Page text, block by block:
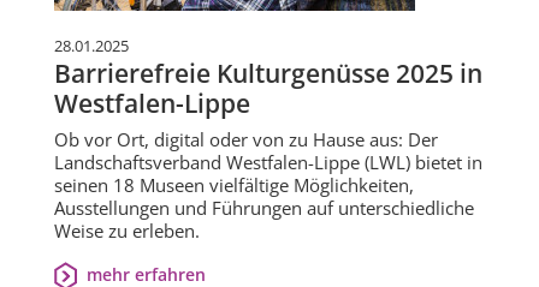
28.01.2025
Barrierefreie Kulturgenüsse 2025 in
Westfalen-Lippe
Ob vor Ort, digital oder von zu Hause aus: Der
Landschaftsverband Westfalen-Lippe (LWL) bietet in
seinen 18 Museen vielfältige Möglichkeiten,
Ausstellungen und Führungen auf unterschiedliche
Weise zu erleben.
mehr erfahren